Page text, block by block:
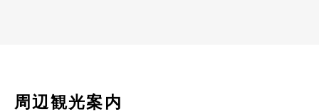
周辺観光案内